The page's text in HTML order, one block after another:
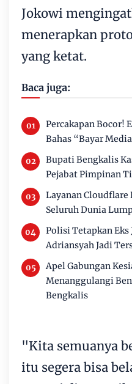
Jokowi
menerapkan
yang ketat.
Baca juga:
Percakapan Bocor!
Bahas “Bayar
Bupati Bengkalis
Pejabat Pimpinan
Layanan Cloudflare
Seluruh Dunia
Polisi Tetapkan Eks
Adriansyah Jadi
Apel Gabungan
Menanggulangi
Bengkalis
"Kita semuanya
itu segera bisa